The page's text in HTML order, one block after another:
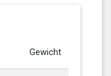
Gewicht